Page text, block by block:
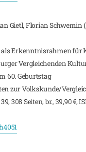
Gietl, Florian Schwemin
als Erkenntnisrahmen für
Vergleichenden
60. Geburtstag
zur Volkskunde/
308 Seiten, br., 39,90 €,